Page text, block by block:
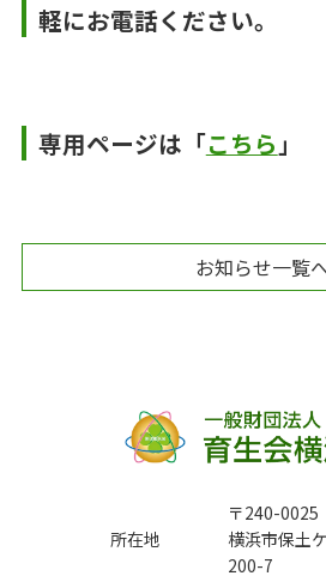
軽にお電話ください。
専用ページは「こちら 」
お知らせ一覧
所在地
〒240-0025
横浜市保土
200-7